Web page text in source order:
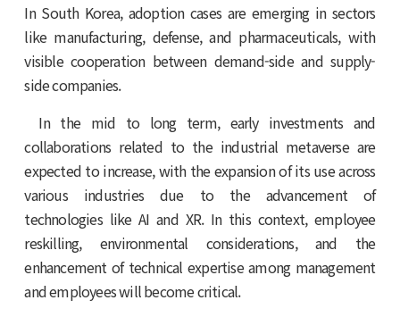
In South Korea, adoption cases are emerging in sectors
like manufacturing, defense, and pharmaceuticals, with
visible cooperation between demand-side and supply-
side companies.
In the mid to long term, early investments and
collaborations related to the industrial metaverse are
expected to increase, with the expansion of its use across
various industries due to the advancement of
technologies like AI and XR. In this context, employee
reskilling, environmental considerations, and the
enhancement of technical expertise among management
and employees will become critical.